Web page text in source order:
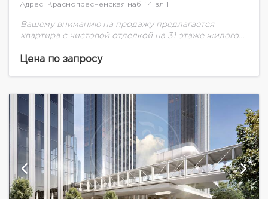
Адрес: Краснопресненская наб. 14 вл 1
Вашему вниманию на продажу предлагается
квартира с чистовой отделкой на 31 этаже жилого
Park Tower, площадь квартиры 85 кв.м. Виды на
Цена по запросу